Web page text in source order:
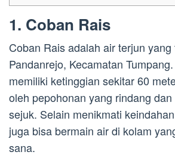
1. Coban Rais
Coban Rais adalah air terjun
Pandanrejo, Kecamatan
memiliki ketinggian sekitar 60
oleh pepohonan yang rindang
sejuk. Selain menikmati
juga bisa bermain air di kolam
sana.